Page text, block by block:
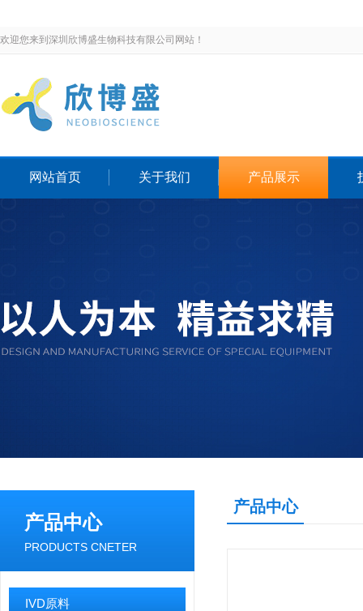
欢迎您来到深圳欣博盛生物科技有限公司网站！
网站首页 关于我们 产品展示
产品中心
PRODUCTS CNETER
IVD原料
产品中心